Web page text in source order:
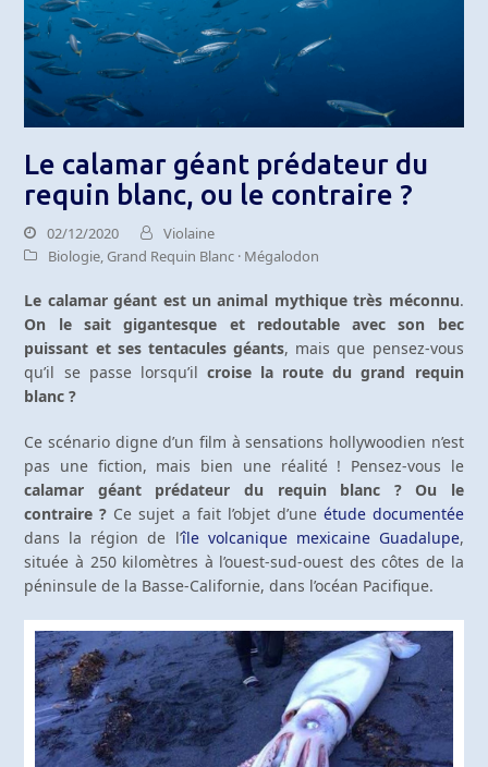
Le calamar géant prédateur du
requin blanc, ou le contraire ?
02/12/2020
Violaine
Biologie ,Grand Requin Blanc · Mégalodon
Le calamar géant est un animal mythique très méconnu.
On le sait gigantesque et redoutable avec son bec
puissant et ses tentacules géants, mais que pensez-vous
qu’il se passe lorsqu’il croise la route du grand requin
blanc ?
Ce scénario digne d’un film à sensations hollywoodien n’est
pas une fiction, mais bien une réalité ! Pensez-vous le
calamar géant prédateur du requin blanc ? Ou le
contraire ? Ce sujet a fait l’objet d’une étude documentée
dans la région de l’île volcanique mexicaine Guadalupe,
située à 250 kilomètres à l’ouest-sud-ouest des côtes de la
péninsule de la Basse-Californie, dans l’océan Pacifique.